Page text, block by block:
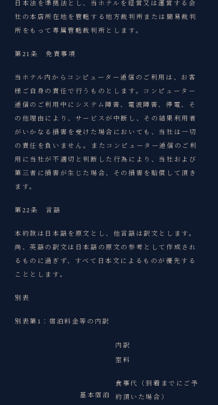
日本法を準拠法とし、当ホテルを経営又は運営する会
社の本店所在地を管轄する地方裁判所または簡易裁判
所をもって専属管轄裁判所とします。
第21条 免責事項
当ホテル内からコンピューター通信のご利用は、お客
様ご自身の責任で行うものとします。コンピューター
通信のご利用中にシステム障害、電波障害、停電、そ
の他理由により、サービスが中断し、その結果利用者
がいかなる損害を受けた場合においても、当社は一切
の責任を負いません。またコンピューター通信のご利
用に当社が不適切と判断した行為により、当社および
第三者に損害が生じた場合、その損害を賠償して頂き
ます。
第22条 言語
本約款は日本語を原文とし、他言語は訳文とします。
尚、英語の訳文は日本語の原文の参考として作成され
るものに過ぎず、すべて日本文によるものが優先する
こととします。
別表
別表第1：宿泊料金等の内訳
内訳
基本宿泊
室料
食事代（到着までにご予
約頂いた場合）